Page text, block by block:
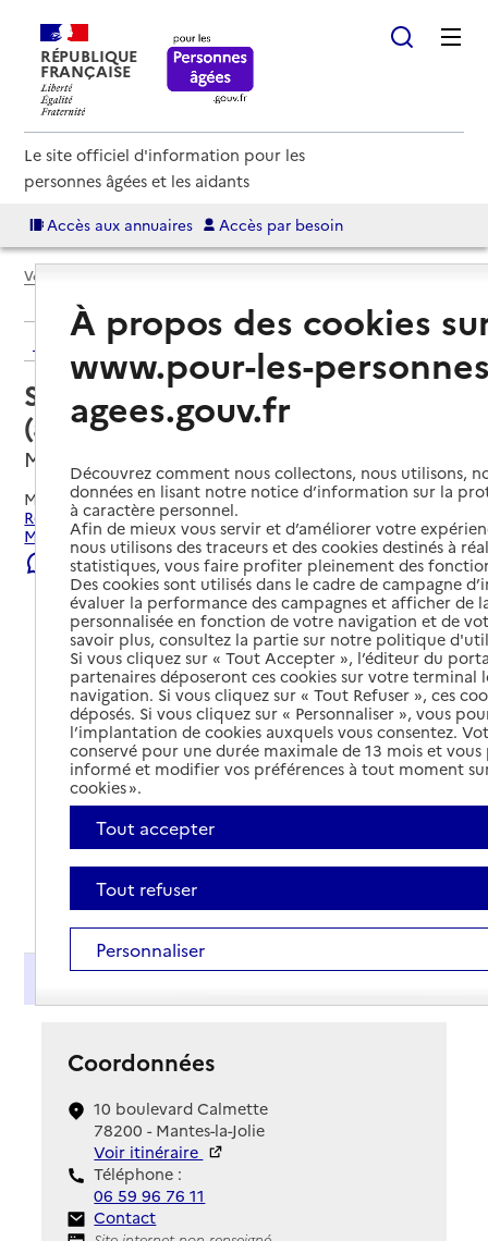
RÉPUBLIQUE
FRANÇAISE
Le site officiel d'information pour les
personnes âgées et les aidants
Accès aux annuaires Accès par besoin
Voir le fil d’Ariane
Retour aux résultats de l'annuaire
Service autonomie à domicile
(aide) – Vicky'services
Mantes-la-Jolie, YVELINES
Mis à jour le31/07/2026
Rechercher les établissements et services autour de
Mantes-la-Jolie.
Signaler une erreur
Présentation
Coordonnées
10 boulevard Calmette
78200 - Mantes-la-Jolie
Voir itinéraire
Téléphone :
06 59 96 76 11
Contact
Contact
À propos des cookies
www.pour-les-
agees.gouv.fr
Découvrez comment nous collectons, nous utilisons,
données en lisant notre notice d’information sur la
à caractère personnel.
Afin de mieux vous servir et d’améliorer votre
nous utilisons des traceurs et des cookies destinés à
statistiques, vous faire profiter pleinement des
Des cookies sont utilisés dans le cadre de campagne
évaluer la performance des campagnes et afficher de
personnalisée en fonction de votre navigation et de
savoir plus, consultez la partie sur notre politique
Si vous cliquez sur « Tout Accepter », l’éditeur du
partenaires déposeront ces cookies sur votre terminal
navigation. Si vous cliquez sur « Tout Refuser », ces
déposés. Si vous cliquez sur « Personnaliser », vous
l’implantation de cookies auxquels vous consentez.
conservé pour une durée maximale de 13 mois et
informé et modifier vos préférences à tout moment
cookies ».
Tout accepter
Tout refuser
Personnaliser